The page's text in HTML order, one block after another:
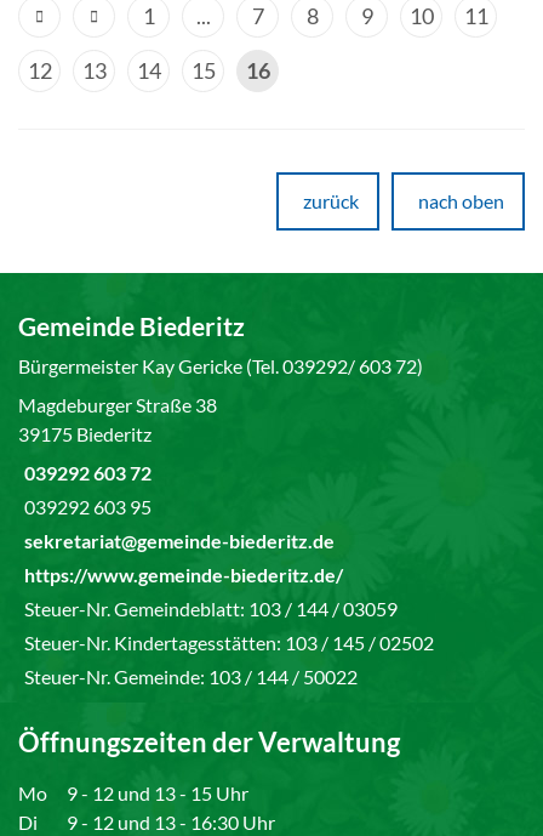
1 ... 7 8 9 10 11
12 13 14 15 16
zurück nach oben
Gemeinde Biederitz
Bürgermeister Kay Gericke (Tel. 039292/ 603 72)
Magdeburger Straße 38
39175 Biederitz
039292 603 72
039292 603 95
sekretariat@gemeinde-biederitz.de
https://www.gemeinde-biederitz.de/
Steuer-Nr. Gemeindeblatt: 103 / 144 / 03059
Steuer-Nr. Kindertagesstätten: 103 / 145 / 02502
Steuer-Nr. Gemeinde: 103 / 144 / 50022
Öffnungszeiten der Verwaltung
Mo
9 - 12 und 13 - 15 Uhr
Di
9 - 12 und 13 - 16:30 Uhr